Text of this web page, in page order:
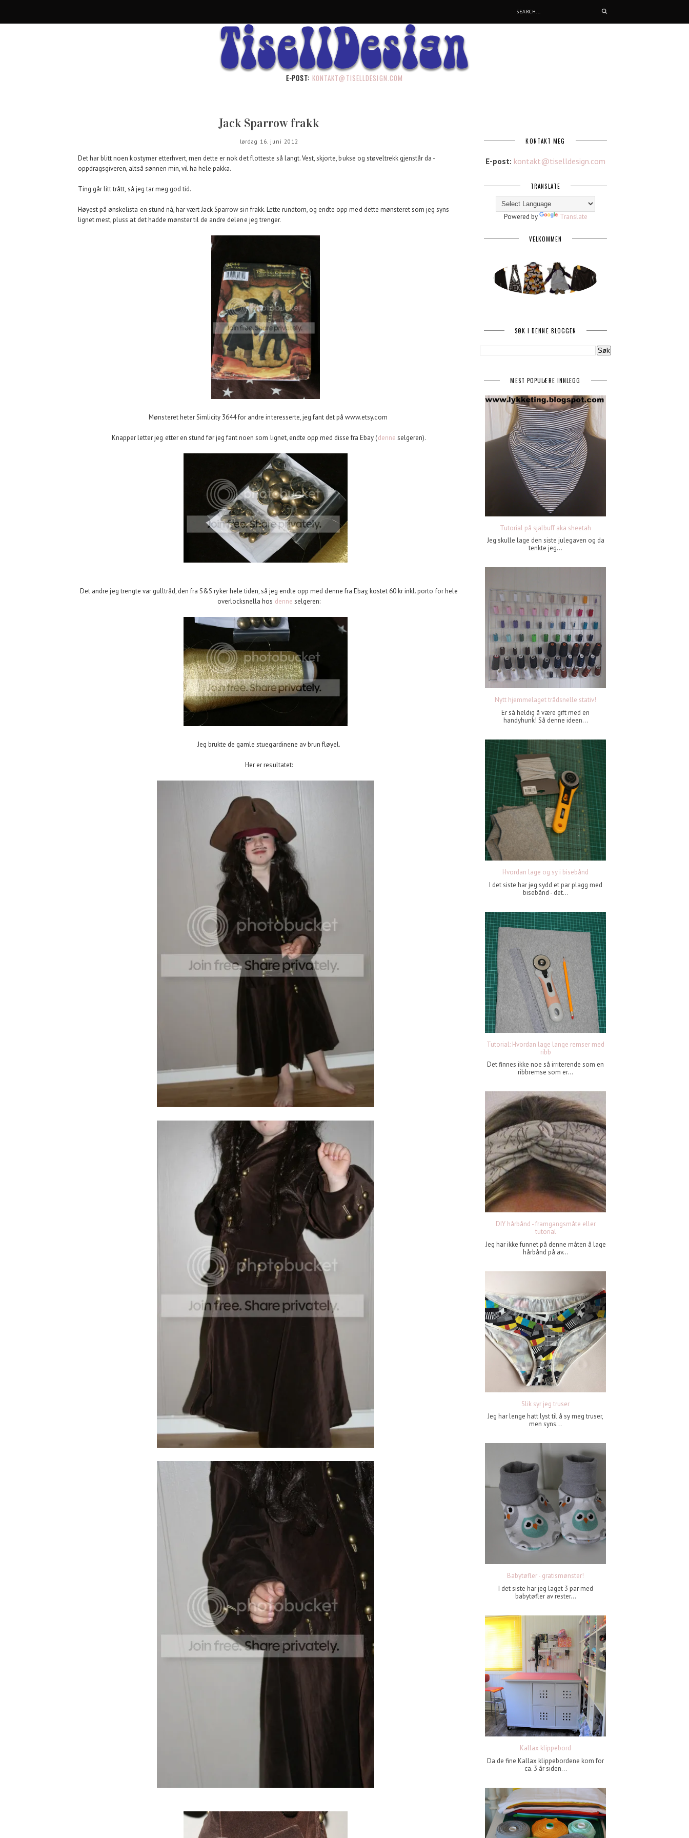
E-POST: KONTAKT@TISELLDESIGN.COM
Jack Sparrow frakk
lørdag 16. juni 2012
Det har blitt noen kostymer etterhvert, men dette er nok det flotteste så langt. Vest, skjorte, bukse og støveltrekk gjenstår da -
oppdragsgiveren, altså sønnen min, vil ha hele pakka.
Ting går litt trått, så jeg tar meg god tid.
Høyest på ønskelista en stund nå, har vært Jack Sparrow sin frakk. Lette rundtom, og endte opp med dette mønsteret som jeg syns
lignet mest, pluss at det hadde mønster til de andre delene jeg trenger.
Mønsteret heter Simlicity 3644 for andre interesserte, jeg fant det på www.etsy.com
Knapper letter jeg etter en stund før jeg fant noen som lignet, endte opp med disse fra Ebay (denne selgeren).
Det andre jeg trengte var gulltråd, den fra S&S ryker hele tiden, så jeg endte opp med denne fra Ebay, kostet 60 kr inkl. porto for hele
overlocksnella hos denne selgeren:
Jeg brukte de gamle stuegardinene av brun fløyel.
Her er resultatet:
KONTAKT MEG
E-post: kontakt@tiselldesign.com
TRANSLATE
Powered by Translate
VELKOMMEN
SØK I DENNE BLOGGEN
MEST POPULÆRE INNLEGG
Tutorial på sjalbuff aka sheetah
Jeg skulle lage den siste julegaven og da
tenkte jeg...
Nytt hjemmelaget trådsnelle stativ!
Er så heldig å være gift med en
handyhunk! Så denne ideen...
Hvordan lage og sy i bisebånd
I det siste har jeg sydd et par plagg med
bisebånd - det...
Tutorial: Hvordan lage lange remser med
ribb
Det finnes ikke noe så irriterende som en
ribbremse som er...
DIY hårbånd - framgangsmåte eller
tutorial
Jeg har ikke funnet på denne måten å lage
hårbånd på av...
Slik syr jeg truser
Jeg har lenge hatt lyst til å sy meg truser,
men syns...
Babytøfler - gratismønster!
I det siste har jeg laget 3 par med
babytøfler av rester...
Kallax klippebord
Da de fine Kallax klippebordene kom for
ca. 3 år siden...